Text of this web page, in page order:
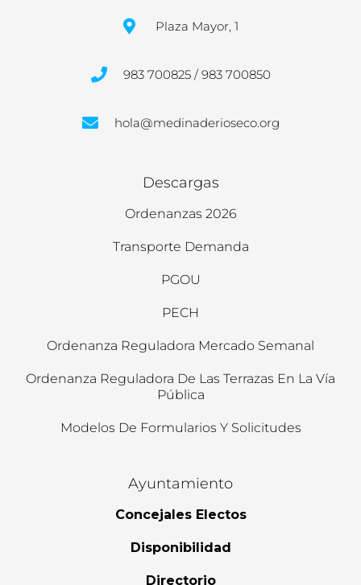
Plaza Mayor, 1
983 700825 / 983 700850
hola@medinaderioseco.org
Descargas
Ordenanzas 2026
Transporte Demanda
PGOU
PECH
Ordenanza Reguladora Mercado Semanal
Ordenanza Reguladora De Las Terrazas En La Vía
Pública
Modelos De Formularios Y Solicitudes
Ayuntamiento
Concejales Electos
Disponibilidad
Directorio